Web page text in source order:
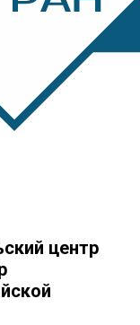
центр